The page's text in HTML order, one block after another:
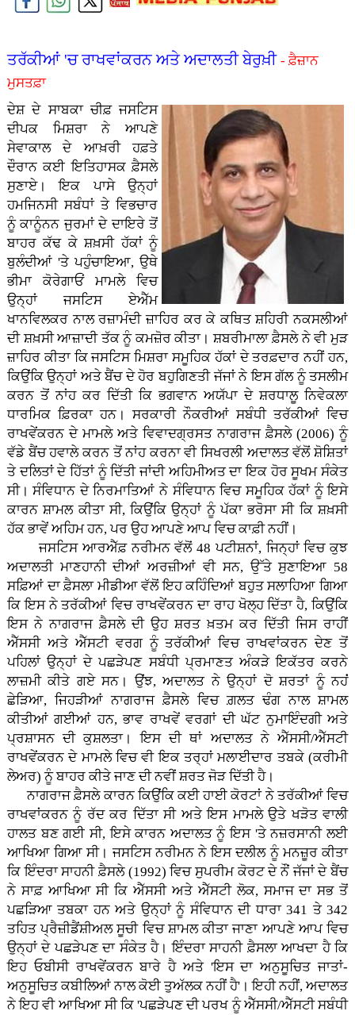
ਤਰੱਕੀਆਂ 'ਚ ਰਾਖਵਾਂਕਰਨ ਅਤੇ ਅਦਾਲਤੀ ਬੇਰੁਖ਼ੀ - ਫ਼ੈਜ਼ਾਨ
ਮੁਸਤਫ਼ਾ
ਦੇਸ਼ ਦੇ ਸਾਬਕਾ ਚੀਫ਼ ਜਸਟਿਸ
ਦੀਪਕ ਮਿਸ਼ਰਾ ਨੇ ਆਪਣੇ
ਸੇਵਾਕਾਲ ਦੇ ਆਖ਼ਰੀ ਹਫ਼ਤੇ
ਦੌਰਾਨ ਕਈ ਇਤਿਹਾਸਕ ਫ਼ੈਸਲੇ
ਸੁਣਾਏ। ਇਕ ਪਾਸੇ ਉਨ੍ਹਾਂ
ਹਮਜਿਨਸੀ ਸਬੰਧਾਂ ਤੇ ਵਿਭਚਾਰ
ਨੂੰ ਕਾਨੂੰਨਨ ਜੁਰਮਾਂ ਦੇ ਦਾਇਰੇ ਤੋਂ
ਬਾਹਰ ਕੱਢ ਕੇ ਸ਼ਖ਼ਸੀ ਹੱਕਾਂ ਨੂੰ
ਬੁਲੰਦੀਆਂ 'ਤੇ ਪਹੁੰਚਾਇਆ, ਉਥੇ
ਭੀਮਾ ਕੋਰੇਗਾਓਂ ਮਾਮਲੇ ਵਿਚ
ਉਨ੍ਹਾਂ ਜਸਟਿਸ ਏਐੱਮ
ਖਾਨਵਿਲਕਰ ਨਾਲ ਰਜ਼ਾਮੰਦੀ ਜ਼ਾਹਿਰ ਕਰ ਕੇ ਕਥਿਤ ਸ਼ਹਿਰੀ ਨਕਸਲੀਆਂ
ਦੀ ਸ਼ਖ਼ਸੀ ਆਜ਼ਾਦੀ ਤੱਕ ਨੂੰ ਕਮਜ਼ੋਰ ਕੀਤਾ। ਸ਼ਬਰੀਮਾਲਾ ਫ਼ੈਸਲੇ ਨੇ ਵੀ ਮੁੜ
ਜ਼ਾਹਿਰ ਕੀਤਾ ਕਿ ਜਸਟਿਸ ਮਿਸ਼ਰਾ ਸਮੂਹਿਕ ਹੱਕਾਂ ਦੇ ਤਰਫ਼ਦਾਰ ਨਹੀਂ ਹਨ,
ਕਿਉਂਕਿ ਉਨ੍ਹਾਂ ਅਤੇ ਬੈਂਚ ਦੇ ਹੋਰ ਬਹੁਗਿਣਤੀ ਜੱਜਾਂ ਨੇ ਇਸ ਗੱਲ ਨੂੰ ਤਸਲੀਮ
ਕਰਨ ਤੋਂ ਨਾਂਹ ਕਰ ਦਿੱਤੀ ਕਿ ਭਗਵਾਨ ਅਯੱਪਾ ਦੇ ਸ਼ਰਧਾਲੂ ਨਿਵੇਕਲਾ
ਧਾਰਮਿਕ ਫ਼ਿਰਕਾ ਹਨ। ਸਰਕਾਰੀ ਨੌਕਰੀਆਂ ਸਬੰਧੀ ਤਰੱਕੀਆਂ ਵਿਚ
ਰਾਖਵੇਂਕਰਨ ਦੇ ਮਾਮਲੇ ਅਤੇ ਵਿਵਾਦਗ੍ਰਸਤ ਨਾਗਰਾਜ ਫ਼ੈਸਲੇ (2006) ਨੂੰ
ਵੱਡੇ ਬੈਂਚ ਹਵਾਲੇ ਕਰਨ ਤੋਂ ਨਾਂਹ ਕਰਨਾ ਵੀ ਸਿਖਰਲੀ ਅਦਾਲਤ ਵੱਲੋਂ ਸ਼ੋਸ਼ਿਤਾਂ
ਤੇ ਦਲਿਤਾਂ ਦੇ ਹਿੱਤਾਂ ਨੂੰ ਦਿੱਤੀ ਜਾਂਦੀ ਅਹਿਮੀਅਤ ਦਾ ਇਕ ਹੋਰ ਸੂਖਮ ਸੰਕੇਤ
ਸੀ। ਸੰਵਿਧਾਨ ਦੇ ਨਿਰਮਾਤਿਆਂ ਨੇ ਸੰਵਿਧਾਨ ਵਿਚ ਸਮੂਹਿਕ ਹੱਕਾਂ ਨੂੰ ਇਸੇ
ਕਾਰਨ ਸ਼ਾਮਲ ਕੀਤਾ ਸੀ, ਕਿਉਂਕਿ ਉਨ੍ਹਾਂ ਨੂੰ ਪੱਕਾ ਭਰੋਸਾ ਸੀ ਕਿ ਸ਼ਖ਼ਸੀ
ਹੱਕ ਭਾਵੇਂ ਅਹਿਮ ਹਨ, ਪਰ ਉਹ ਆਪਣੇ ਆਪ ਵਿਚ ਕਾਫ਼ੀ ਨਹੀਂ।
ਜਸਟਿਸ ਆਰਐੱਫ਼ ਨਰੀਮਨ ਵੱਲੋਂ 48 ਪਟੀਸ਼ਨਾਂ, ਜਿਨ੍ਹਾਂ ਵਿਚ ਕੁਝ
ਅਦਾਲਤੀ ਮਾਣਹਾਨੀ ਦੀਆਂ ਅਰਜ਼ੀਆਂ ਵੀ ਸਨ, ਉੱਤੇ ਸੁਣਾਇਆ 58
ਸਫ਼ਿਆਂ ਦਾ ਫ਼ੈਸਲਾ ਮੀਡੀਆ ਵੱਲੋਂ ਇਹ ਕਹਿੰਦਿਆਂ ਬਹੁਤ ਸਲਾਹਿਆ ਗਿਆ
ਕਿ ਇਸ ਨੇ ਤਰੱਕੀਆਂ ਵਿਚ ਰਾਖਵੇਂਕਰਨ ਦਾ ਰਾਹ ਖੋਲ੍ਹ ਦਿੱਤਾ ਹੈ, ਕਿਉਂਕਿ
ਇਸ ਨੇ ਨਾਗਰਾਜ ਫ਼ੈਸਲੇ ਦੀ ਉਹ ਸ਼ਰਤ ਖ਼ਤਮ ਕਰ ਦਿੱਤੀ ਜਿਸ ਰਾਹੀਂ
ਐੱਸਸੀ ਅਤੇ ਐੱਸਟੀ ਵਰਗ ਨੂੰ ਤਰੱਕੀਆਂ ਵਿਚ ਰਾਖਵਾਂਕਰਨ ਦੇਣ ਤੋਂ
ਪਹਿਲਾਂ ਉਨ੍ਹਾਂ ਦੇ ਪਛੜੇਪਣ ਸਬੰਧੀ ਪ੍ਰਮਾਣਤ ਅੰਕੜੇ ਇਕੱਤਰ ਕਰਨੇ
ਲਾਜ਼ਮੀ ਕੀਤੇ ਗਏ ਸਨ। ਉਂਝ, ਅਦਾਲਤ ਨੇ ਉਨ੍ਹਾਂ ਦੋ ਸ਼ਰਤਾਂ ਨੂੰ ਨਹਂਂ
ਛੇੜਿਆ, ਜਿਹੜੀਆਂ ਨਾਗਰਾਜ ਫ਼ੈਸਲੇ ਵਿਚ ਗ਼ਲਤ ਢੰਗ ਨਾਲ ਸ਼ਾਮਲ
ਕੀਤੀਆਂ ਗਈਆਂ ਹਨ, ਭਾਵ ਰਾਖਵੇਂ ਵਰਗਾਂ ਦੀ ਘੱਟ ਨੁਮਾਇੰਦਗੀ ਅਤੇ
ਪ੍ਰਸ਼ਾਸਨ ਦੀ ਕੁਸ਼ਲਤਾ। ਇਸ ਦੀ ਥਾਂ ਅਦਾਲਤ ਨੇ ਐੱਸਸੀ/ਐੱਸਟੀ
ਰਾਖਵੇਂਕਰਨ ਦੇ ਮਾਮਲੇ ਵਿਚ ਵੀ ਇਕ ਤਰ੍ਹਾਂ ਮਲਾਈਦਾਰ ਤਬਕੇ (ਕਰੀਮੀ
ਲੇਅਰ) ਨੂੰ ਬਾਹਰ ਕੀਤੇ ਜਾਣ ਦੀ ਨਵੀਂ ਸ਼ਰਤ ਜੋੜ ਦਿੱਤੀ ਹੈ।
ਨਾਗਰਾਜ ਫ਼ੈਸਲੇ ਕਾਰਨ ਕਿਉਂਕਿ ਕਈ ਹਾਈ ਕੋਰਟਾਂ ਨੇ ਤਰੱਕੀਆਂ ਵਿਚ
ਰਾਖਵਾਂਕਰਨ ਨੂੰ ਰੱਦ ਕਰ ਦਿੱਤਾ ਸੀ ਅਤੇ ਇਸ ਮਾਮਲੇ ਉਤੇ ਖੜੋਤ ਵਾਲੀ
ਹਾਲਤ ਬਣ ਗਈ ਸੀ, ਇਸੇ ਕਾਰਨ ਅਦਾਲਤ ਨੂੰ ਇਸ 'ਤੇ ਨਜ਼ਰਸਾਨੀ ਲਈ
ਆਖਿਆ ਗਿਆ ਸੀ। ਜਸਟਿਸ ਨਰੀਮਨ ਨੇ ਇਸ ਦਲੀਲ ਨੂੰ ਮਨਜ਼ੂਰ ਕੀਤਾ
ਕਿ ਇੰਦਰਾ ਸਾਹਨੀ ਫ਼ੈਸਲੇ (1992) ਵਿਚ ਸੁਪਰੀਮ ਕੋਰਟ ਦੇ ਨੌਂ ਜੱਜਾਂ ਦੇ ਬੈਂਚ
ਨੇ ਸਾਫ਼ ਆਖਿਆ ਸੀ ਕਿ ਐੱਸਸੀ ਅਤੇ ਐੱਸਟੀ ਲੋਕ, ਸਮਾਜ ਦਾ ਸਭ ਤੋਂ
ਪਛੜਿਆ ਤਬਕਾ ਹਨ ਅਤੇ ਉਨ੍ਹਾਂ ਨੂੰ ਸੰਵਿਧਾਨ ਦੀ ਧਾਰਾ 341 ਤੇ 342
ਤਹਿਤ ਪ੍ਰੈਜ਼ੀਡੈਂਸ਼ੀਅਲ ਸੂਚੀ ਵਿਚ ਸ਼ਾਮਲ ਕੀਤਾ ਜਾਣਾ ਆਪਣੇ ਆਪ ਵਿਚ
ਉਨ੍ਹਾਂ ਦੇ ਪਛੜੇਪਣ ਦਾ ਸੰਕੇਤ ਹੈ। ਇੰਦਰਾ ਸਾਹਨੀ ਫ਼ੈਸਲਾ ਆਖਦਾ ਹੈ ਕਿ
ਇਹ ਓਬੀਸੀ ਰਾਖਵੇਂਕਰਨ ਬਾਰੇ ਹੈ ਅਤੇ 'ਇਸ ਦਾ ਅਨੁਸੂਚਿਤ ਜਾਤਾਂ-
ਅਨੁਸੂਚਿਤ ਕਬੀਲਿਆਂ ਨਾਲ ਕੋਈ ਤੁਅੱਲਕ ਨਹੀਂ ਹੈ'। ਇਹੀ ਨਹੀਂ, ਅਦਾਲਤ
ਨੇ ਇਹ ਵੀ ਆਖਿਆ ਸੀ ਕਿ 'ਪਛੜੇਪਣ ਦੀ ਪਰਖ ਨੂੰ ਐੱਸਸੀ/ਐੱਸਟੀ ਸਬੰਧੀ